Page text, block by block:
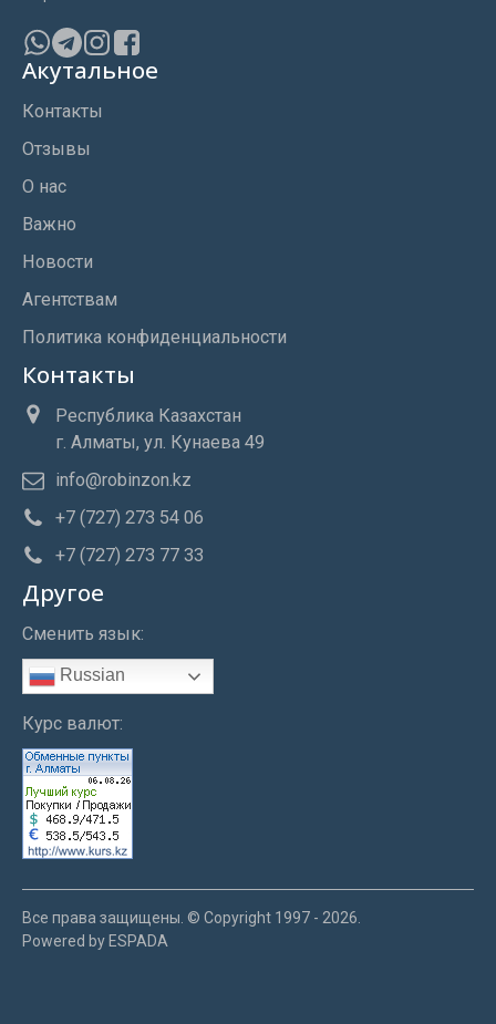
Акутальное
Контакты
Отзывы
О нас
Важно
Новости
Агентствам
Политика конфиденциальности
Контакты
Республика Казахстан
г. Алматы, ул. Кунаева 49
info@robinzon.kz
+7 (727) 273 54 06
+7 (727) 273 77 33
Другое
Сменить язык:
Russian
Курс валют:
Все права защищены. © Copyright 1997 - 2026.
Powered by ESPADA